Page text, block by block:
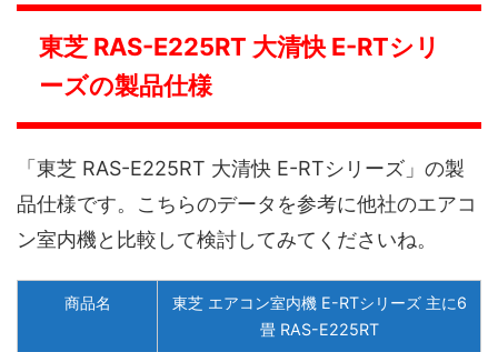
東芝 RAS-E225RT 大清快 E-RTシリ
ーズの製品仕様
「東芝 RAS-E225RT 大清快 E-RTシリーズ」の製
品仕様です。こちらのデータを参考に他社のエアコ
ン室内機と比較して検討してみてくださいね。
商品名
東芝 エアコン室内機 E-RTシリーズ 主に6
畳 RAS-E225RT